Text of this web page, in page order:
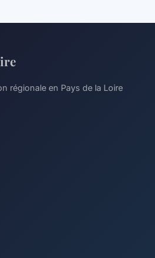
régionale en Pays de la Loire